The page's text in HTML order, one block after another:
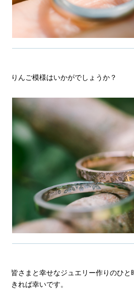
りんご模様はいかがでしょうか？
皆さまと幸せなジュエリー作りのひ
きれば幸いです。